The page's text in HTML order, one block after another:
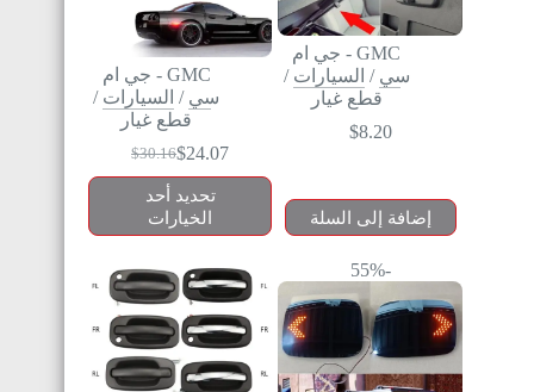
GMC - جي ام
سي / السيارات /
قطع غيار
$8.20
إضافة إلى السلة
GMC - جي ام
سي / السيارات /
قطع غيار
$30.16$24.07
تحديد أحد
الخيارات
-55%